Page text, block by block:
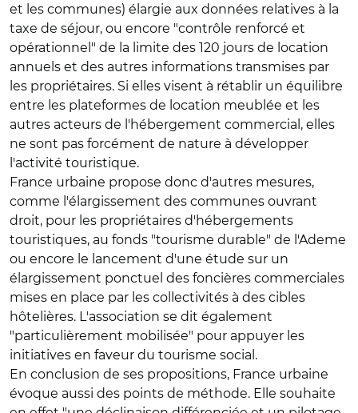
et les communes) élargie aux données relatives à la
taxe de séjour, ou encore "contrôle renforcé et
opérationnel" de la limite des 120 jours de location
annuels et des autres informations transmises par
les propriétaires. Si elles visent à rétablir un équilibre
entre les plateformes de location meublée et les
autres acteurs de l'hébergement commercial, elles
ne sont pas forcément de nature à développer
l'activité touristique.
France urbaine propose donc d'autres mesures,
comme l'élargissement des communes ouvrant
droit, pour les propriétaires d'hébergements
touristiques, au fonds "tourisme durable" de l'Ademe
ou encore le lancement d'une étude sur un
élargissement ponctuel des foncières commerciales
mises en place par les collectivités à des cibles
hôtelières. L'association se dit également
"particulièrement mobilisée" pour appuyer les
initiatives en faveur du tourisme social.
En conclusion de ses propositions, France urbaine
évoque aussi des points de méthode. Elle souhaite